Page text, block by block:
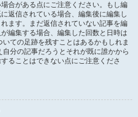
合がある点にご注意ください。もし編
返信されている場合、編集後に編集し
ます。まだ返信されていない記事を編
編集する場合、編集した回数と日時は
ての足跡を残すことはあるかもしれま
分の記事だろうとそれが既に誰かから
ることはできない点にご注意くださ